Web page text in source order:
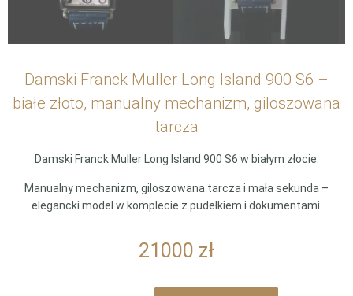
Damski Franck Muller Long Island 900 S6 –
białe złoto, manualny mechanizm, giloszowana
tarcza
Damski Franck Muller Long Island 900 S6 w białym złocie.
Manualny mechanizm, giloszowana tarcza i mała sekunda –
elegancki model w komplecie z pudełkiem i dokumentami.
21000 zł